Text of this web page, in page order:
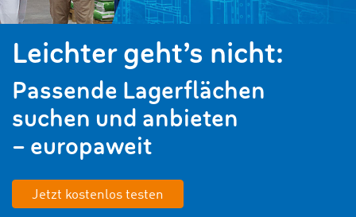
Leichter geht’s nicht:
Passende Lagerflächen
suchen und anbieten
– europaweit
Jetzt kostenlos testen